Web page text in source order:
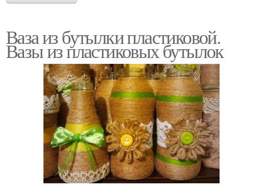
Ваза из бутылки пластиковой.
Вазы из пластиковых бутылок